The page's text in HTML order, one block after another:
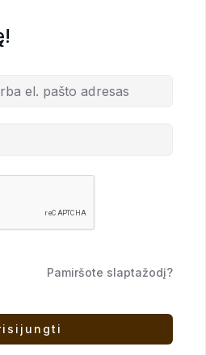
Pamiršote slaptažodį?